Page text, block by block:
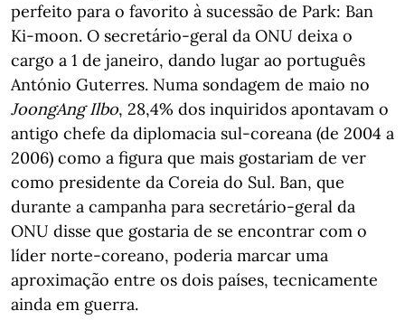
perfeito para o favorito à sucessão de Park: Ban
Ki-moon. O secretário-geral da ONU deixa o
cargo a 1 de janeiro, dando lugar ao português
António Guterres. Numa sondagem de maio no
JoongAng Ilbo, 28,4% dos inquiridos apontavam o
antigo chefe da diplomacia sul-coreana (de 2004 a
2006) como a figura que mais gostariam de ver
como presidente da Coreia do Sul. Ban, que
durante a campanha para secretário-geral da
ONU disse que gostaria de se encontrar com o
líder norte-coreano, poderia marcar uma
aproximação entre os dois países, tecnicamente
ainda em guerra.